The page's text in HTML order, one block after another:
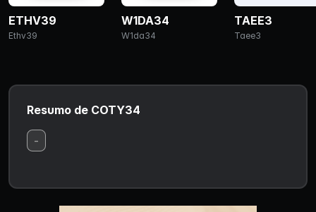
ETHV39
Ethv39
W1DA34
W1da34
TAEE3
Taee3
Resumo de COTY34
-